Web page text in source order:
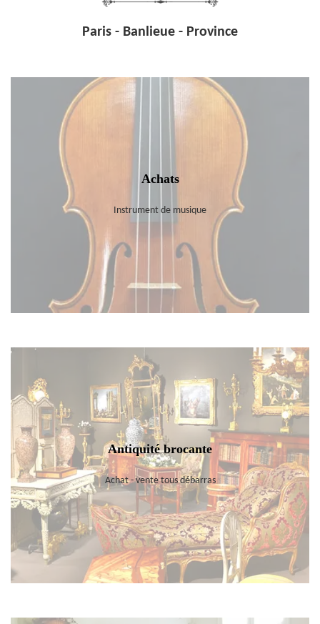
Paris - Banlieue - Province
Achats
Instrument de musique
Antiquité brocante
Achat - vente tous débarras